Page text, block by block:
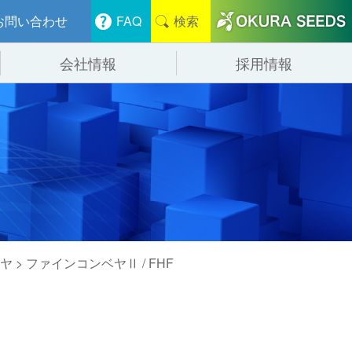
問い合わせ FAQ 検索
けシステム
システム
ニング・デバンニングシステム
機器
会社情報
概要
紹介
採用情報
> ファインコンベヤⅡ / FHF